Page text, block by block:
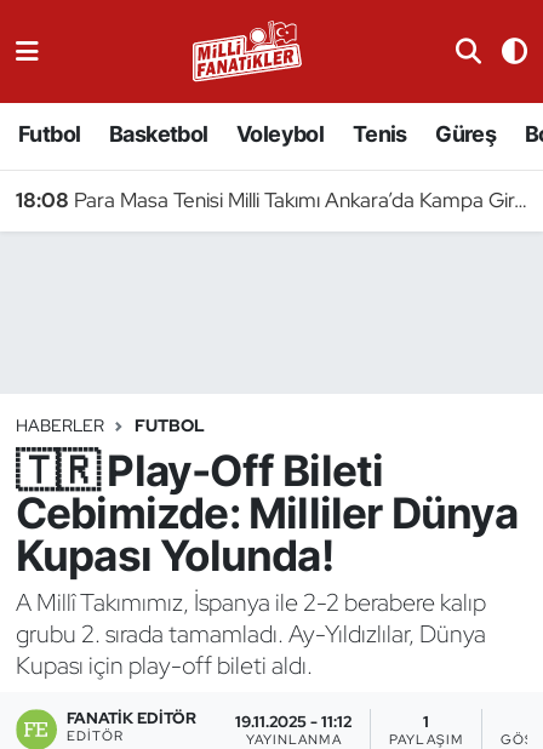
Futbol Basketbol Voleybol Tenis Güreş
18:08 Para Masa Tenisi Milli Takımı Ankara’da Kampa Girdi
HABERLER FUTBOL
🇹🇷 Play-Off Bileti
Cebimizde: Milliler Dünya
Kupası Yolunda!
A Millî Takımımız, İspanya ile 2-2 berabere kalıp
grubu 2. sırada tamamladı. Ay-Yıldızlılar, Dünya
Kupası için play-off bileti aldı.
FANATIK EDITÖR
EDITÖR
19.11.2025 - 11:12
YAYINLANMA
1
PAYLAŞIM
Badminton
Binicilik
Bisiklet
Bocce Bowling Dart
Boks
Briç